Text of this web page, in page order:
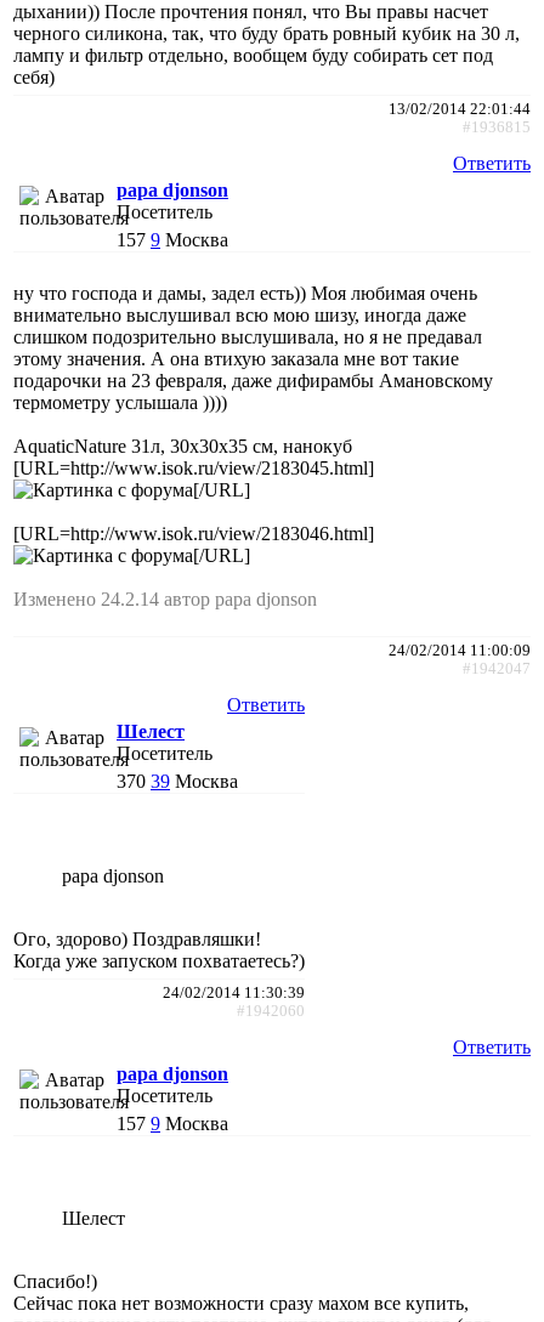
дыхании)) После прочтения понял, что Вы правы насчет
черного силикона, так, что буду брать ровный кубик на 30 л,
лампу и фильтр отдельно, вообщем буду собирать сет под
себя)
13/02/2014 22:01:44
#1936815
Ответить
papa djonson
Посетитель
157 9 Москва
ну что господа и дамы, задел есть)) Моя любимая очень
внимательно выслушивал всю мою шизу, иногда даже
слишком подозрительно выслушивала, но я не предавал
этому значения. А она втихую заказала мне вот такие
подарочки на 23 февраля, даже дифирамбы Амановскому
термометру услышала ))))
AquaticNature 31л, 30х30х35 см, нанокуб
[URL=http://www.isok.ru/view/2183045.html]
[/URL]
[URL=http://www.isok.ru/view/2183046.html]
[/URL]
Изменено 24.2.14 автор papa djonson
24/02/2014 11:00:09
#1942047
Ответить
Шелест
Посетитель
370 39 Москва
papa djonson
Ого, здорово) Поздравляшки!
Когда уже запуском похватаетесь?)
24/02/2014 11:30:39
#1942060
Ответить
papa djonson
Посетитель
157 9 Москва
Шелест
Спасибо!)
Сейчас пока нет возможности сразу махом все купить,